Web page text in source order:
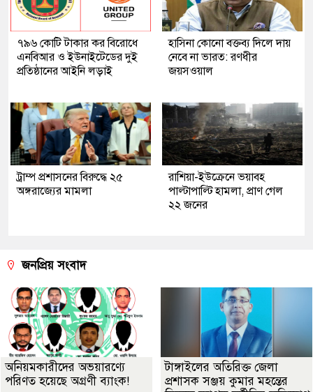
৭৯৬ কোটি টাকার কর বিরোধে
এনবিআর ও ইউনাইটেডের দুই
প্রতিষ্ঠানের আইনি লড়াই
হাসিনা কোনো বক্তব্য দিলে দায়
নেবে না ভারত: রণধীর
জয়সওয়াল
ট্রাম্প প্রশাসনের বিরুদ্ধে ২৫
অঙ্গরাজ্যের মামলা
রাশিয়া-ইউক্রেনে ভয়াবহ
পাল্টাপাল্টি হামলা, প্রাণ গেল
২২ জনের
জনপ্রিয় সংবাদ
অনিয়মকারীদের অভয়ারণ্যে
পরিণত হয়েছে অগ্রণী ব্যাংক!
টাঙ্গাইলের অতিরিক্ত জেলা
প্রশাসক সঞ্জয় কুমার মহন্তের